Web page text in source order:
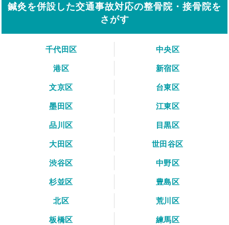
鍼灸を併設した交通事故対応の整骨院・接骨院を
さがす
千代田区
中央区
港区
新宿区
文京区
台東区
墨田区
江東区
品川区
目黒区
大田区
世田谷区
渋谷区
中野区
杉並区
豊島区
北区
荒川区
板橋区
練馬区